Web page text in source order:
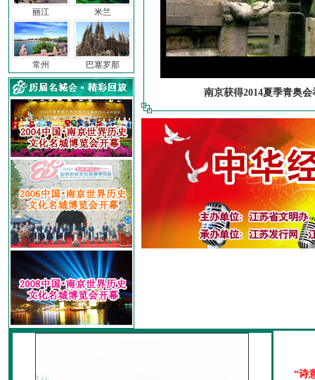
丽江
常州
米兰
巴塞罗那
南京获得2014夏季青奥会
“诗